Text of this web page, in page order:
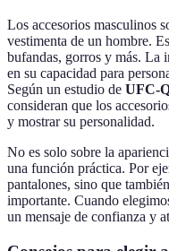
Los accesorios masculinos
vestimenta de un hombre.
bufandas, gorros y más. La
en su capacidad para
Según un estudio de UFC-
consideran que los
y mostrar su personalidad.
No es solo sobre la
una función práctica. Por
pantalones, sino que
importante. Cuando
un mensaje de confianza y